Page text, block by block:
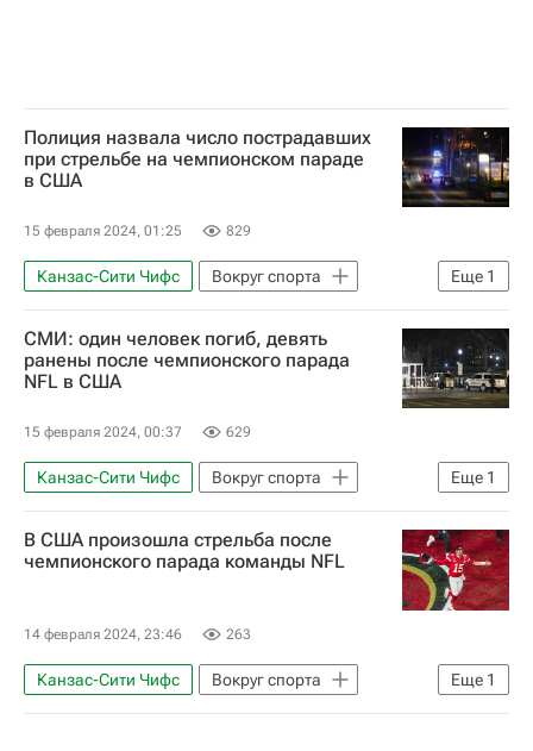
Полиция назвала число пострадавших
при стрельбе на чемпионском параде
в США
15 февраля 2024, 01:25 829
Еще 1
Канзас-Сити Чифс
Вокруг спорта
Происшествия
СМИ: один человек погиб, девять
ранены после чемпионского парада
NFL в США
15 февраля 2024, 00:37 629
Еще 1
Канзас-Сити Чифс
Вокруг спорта
Происшествия
В США произошла стрельба после
чемпионского парада команды NFL
14 февраля 2024, 23:46 263
Еще 1
Канзас-Сити Чифс
Вокруг спорта
Происшествия